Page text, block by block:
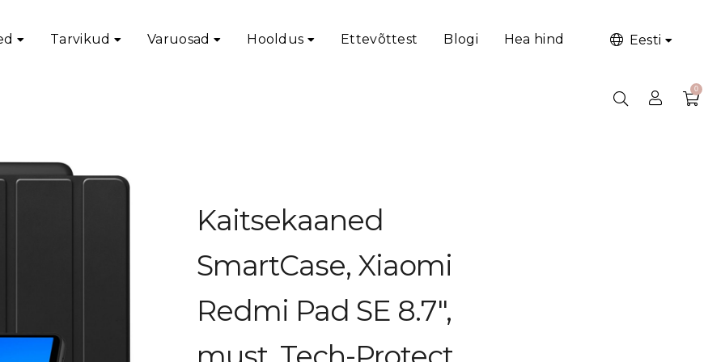
Tarvikud Varuosad Hooldus Ettevõttest Blogi Hea hind Eesti
0
Kaitsekaaned
SmartCase, Xiaomi
Redmi Pad SE 8.7″,